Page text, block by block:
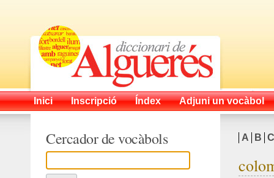
Inici Inscripció Índex Adjuni un vocàbol
A B C
Cercador de vocàbols